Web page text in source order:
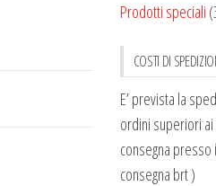
Prodotti speciali
COSTI DI
E’ prevista la
ordini superiori
consegna
consegna brt )